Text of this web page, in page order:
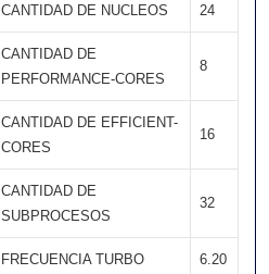
CANTIDAD DE NUCLEOS 24
CANTIDAD DE
PERFORMANCE-CORES
8
CANTIDAD DE EFFICIENT-
CORES
16
CANTIDAD DE
SUBPROCESOS
32
FRECUENCIA TURBO
6.20